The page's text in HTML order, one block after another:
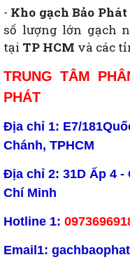
- Kho gạch Bảo Phát
số lượng lớn gạch
tại TP HCM và các
TRUNG TÂM
PHÁT
Địa chỉ 1: E7/
Chánh, TPHCM
Địa chỉ 2: 31D Ấp 4
Chí Minh
Hotline 1:
Email1: